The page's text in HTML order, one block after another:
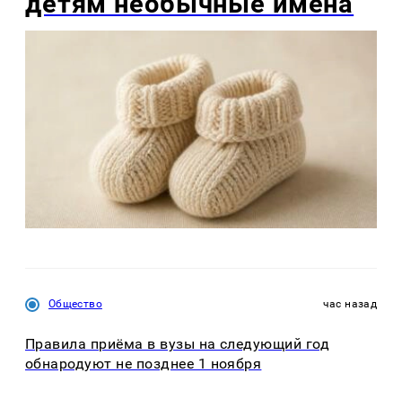
Общество час назад
Правила приёма в вузы на следующий год
обнародуют не позднее 1 ноября